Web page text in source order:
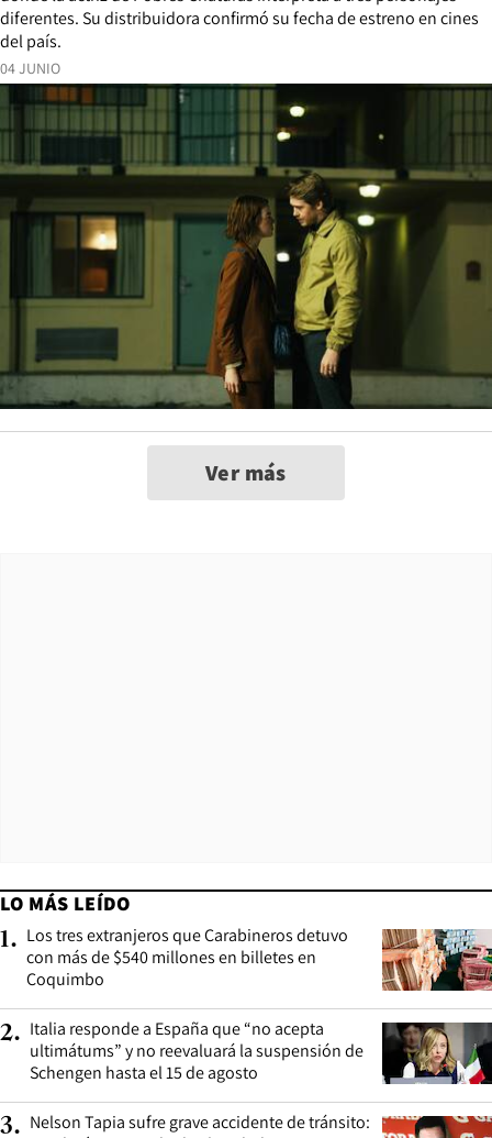
04 JUNIO
diferentes. Su distribuidora confirmó su fecha de estreno en cines
del país.
Ver más
LO MÁS LEÍDO
1. Los tres extranjeros que Carabineros detuvo
con más de $540 millones en billetes en
Coquimbo
2. Italia responde a España que “no acepta
ultimátums” y no reevaluará la suspensión de
Schengen hasta el 15 de agosto
3. Nelson Tapia sufre grave accidente de tránsito: